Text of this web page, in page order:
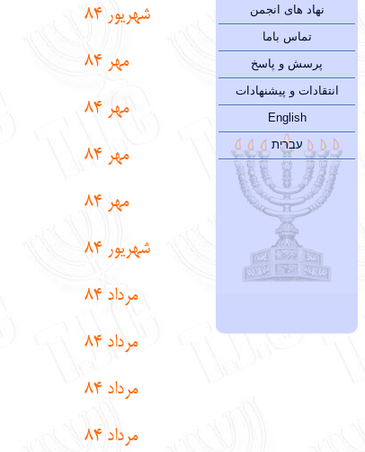
نهاد های انجمن
تماس باما
پرسش و پاسخ
انتقادات و پیشنهادات
English
עברית
شهريور 84
مهر 84
مهر 84
مهر 84
مهر 84
شهريور 84
مرداد 84
مرداد 84
مرداد 84
مرداد 84